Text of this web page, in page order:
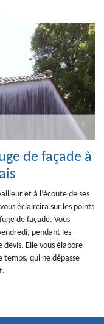
de façade à
et à l’écoute de ses
éclaircira sur les points
de façade. Vous
pendant les
Elle vous élabore
temps, qui ne dépasse